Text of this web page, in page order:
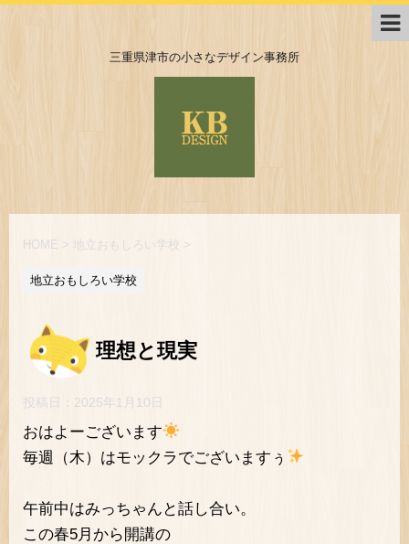
三重県津市の小さなデザイン事務所
HOME > 地立おもしろい学校 >
地立おもしろい学校
理想と現実
投稿日： 2025年1月10日
おはよーございます
毎週（木）はモックラでございますぅ
午前中はみっちゃんと話し合い。
この春5月から開講の